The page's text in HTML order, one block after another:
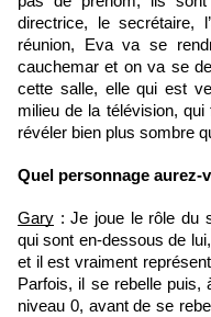
directrice, le secrétaire,
réunion, Eva va se
cauchemar et on va se
cette salle, elle qui est
milieu de la télévision,
révéler bien plus sombre
Quel personnage aurez-
Gary : Je joue le rôle du
qui sont en-dessous de
et il est vraiment
Parfois, il se rebelle puis,
niveau 0, avant de se